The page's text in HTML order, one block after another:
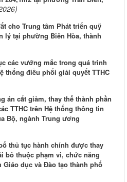
cho Trung tâm Phát triển quỹ
lý tại phường Biên Hòa, thành
các vướng mắc trong quá trình
thống điều phối giải quyết TTHC
án cắt giảm, thay thế thành phần
TTHC trên Hệ thống thông tin
Bộ, ngành Trung ương
thủ tục hành chính được thay
bỏ thuộc phạm vi, chức năng
dục và Đào tạo thành phố